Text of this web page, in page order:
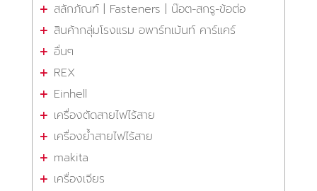
สลักภัณฑ์ | Fasteners | น๊อต-สกรู-ข้อต่อ
สินค้ากลุ่มโรงแรม อพาร์ทเม้นท์ คาร์แคร์
อื่นๆ
REX
Einhell
เครื่องตัดสายไฟไร้สาย
เครื่องย้ำสายไฟไร้สาย
makita
เครื่องเจียร